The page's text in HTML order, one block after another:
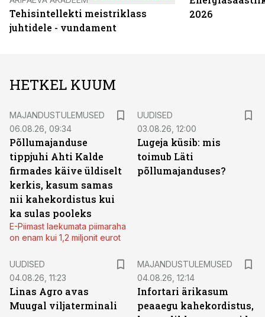
Tehisintellekti meistriklass
juhtidele - vundament
2026
HETKEL KUUM
MAJANDUSTULEMUSED
06.08.26, 09:34
Põllumajanduse
tippjuhi Ahti Kalde
firmades käive üldiselt
kerkis, kasum samas
nii kahekordistus kui
ka sulas pooleks
E-Piimast laekumata piimaraha
on enam kui 1,2 miljonit eurot
UUDISED
03.08.26, 12:00
Lugeja küsib: mis
toimub Läti
põllumajanduses?
UUDISED
04.08.26, 11:23
Linas Agro avas
Muugal viljaterminali
MAJANDUSTULEMUSED
04.08.26, 12:14
Infortari ärikasum
peaaegu kahekordistus,